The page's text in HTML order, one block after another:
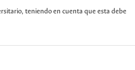
teniendo en cuenta que esta debe